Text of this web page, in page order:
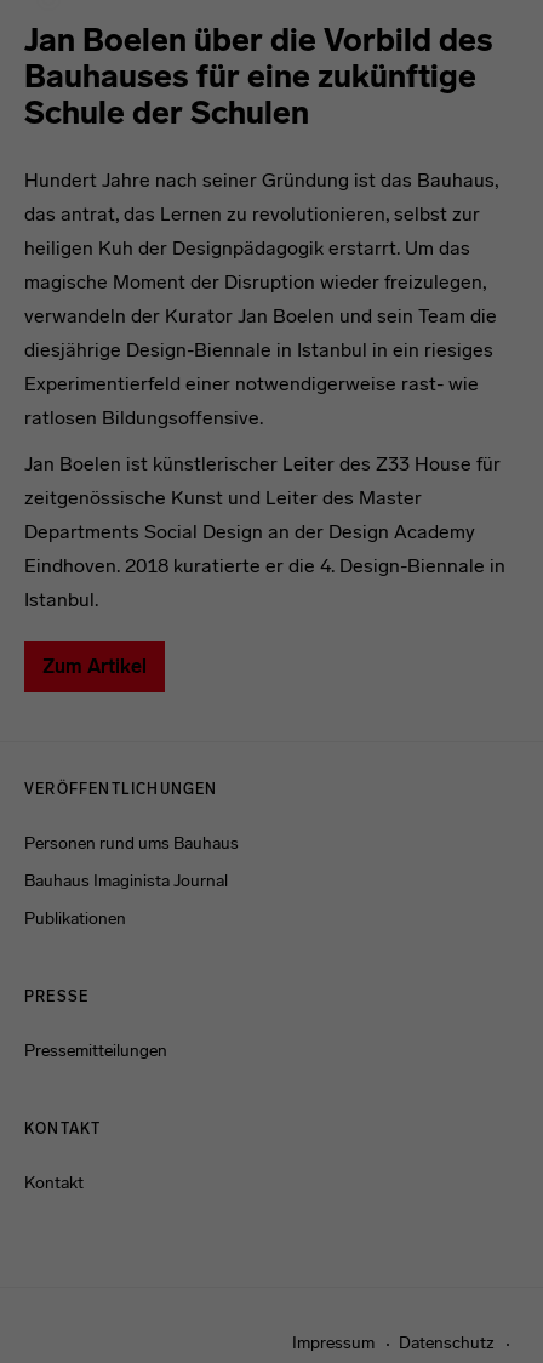
Jan Boelen über die Vorbild des
Bauhauses für eine zukünftige
Schule der Schulen
Hundert Jahre nach seiner Gründung ist das Bauhaus,
das antrat, das Lernen zu revolutionieren, selbst zur
heiligen Kuh der Designpädagogik erstarrt. Um das
magische Moment der Disruption wieder freizulegen,
verwandeln der Kurator Jan Boelen und sein Team die
diesjährige Design-Biennale in Istanbul in ein riesiges
Experimentierfeld einer notwendigerweise rast- wie
ratlosen Bildungsoffensive.
Jan Boelen ist künstlerischer Leiter des Z33 House für
zeitgenössische Kunst und Leiter des Master
Departments Social Design an der Design Academy
Eindhoven. 2018 kuratierte er die 4. Design-Biennale in
Istanbul.
Zum Artikel
VERÖFFENTLICHUNGEN
Personen rund ums Bauhaus
Bauhaus Imaginista Journal
Publikationen
PRESSE
Pressemitteilungen
KONTAKT
Kontakt
Impressum Datenschutz